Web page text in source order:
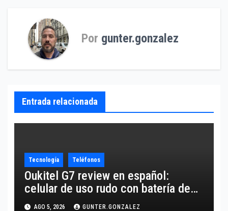
Por gunter.gonzalez
Entrada relacionada
Tecnología Teléfonos
Oukitel G7 review en español:
celular de uso rudo con batería de
10,600 mAh
AGO 5, 2026 GUNTER.GONZALEZ